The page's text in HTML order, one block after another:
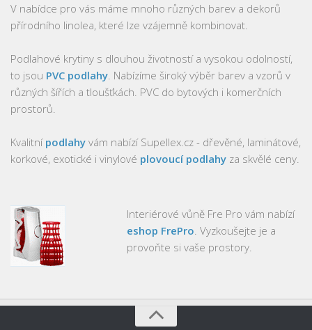
V nabídce pro vás máme mnoho různých barev a dekorů
přírodního linolea, které lze vzájemně kombinovat.
Podlahové krytiny s dlouhou životností a vysokou odolností,
to jsou PVC podlahy . Nabízíme široký výběr barev a vzorů v
různých šířích a tloušťkách. PVC do bytových i komerčních
prostorů.
Kvalitní podlahy vám nabízí Supellex.cz - dřevěné, laminátové,
korkové, exotické i vinylové plovoucí podlahy za skvělé ceny.
Interiérové vůně Fre Pro vám nabízí
eshop FrePro . Vyzkoušejte je a
provoňte si vaše prostory.